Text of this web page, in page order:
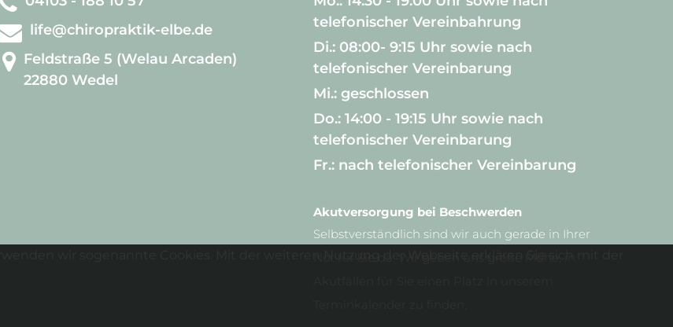
life@chiropraktik-elbe.de
Feldstraße 5 (Welau Arcaden)
22880 Wedel
telefonischer Vereinbahrung
Di.: 08:00- 9:15 Uhr sowie nach
telefonischer Vereinbarung
Mi.: geschlossen
Do.: 14:00 - 19:15 Uhr sowie nach
telefonischer Vereinbarung
Fr.: nach telefonischer Vereinbarung
Akutversorgung bei Beschwerden
Selbstverständlich sind wir auch gerade in Ihrer